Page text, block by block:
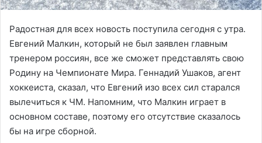
Радостная для всех новость поступила сегодня с утра.
Евгений Малкин, который не был заявлен главным
тренером россиян, все же сможет представлять свою
Родину на Чемпионате Мира. Геннадий Ушаков, агент
хоккеиста, сказал, что Евгений изо всех сил старался
вылечиться к ЧМ. Напомним, что Малкин играет в
основном составе, поэтому его отсутствие сказалось
бы на игре сборной.